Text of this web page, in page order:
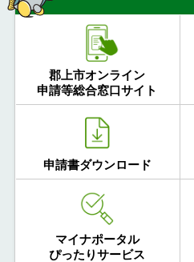
郡上市オンライン
申請等総合窓口サイト
申請書ダウンロード
マイナポータル
ぴったりサービス